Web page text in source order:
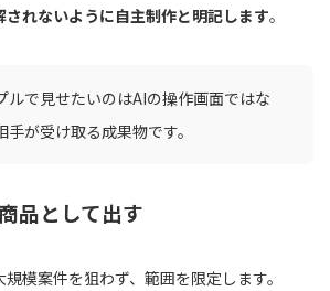
されないように自主制作と明記します。
ルで見せたいのはAIの操作画面ではな
手が受け取る成果物です。
品として出す
模案件を狙わず、範囲を限定します。